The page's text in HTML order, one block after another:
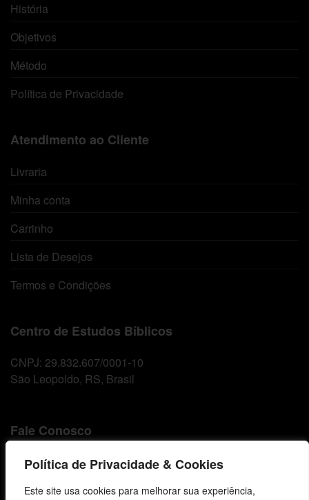
Política de Privacidade & Cookies
Este site usa cookies para melhorar sua experiência,
História
Objetivos
Método
Política de Privacidade
Atendimento ao Cliente
Livraria
Minha conta
Carrinho
Lista de Desejos
Termos e Condições
Centro de Estudos Bíblicos
CNPJ: 29.832.607/0001-10
São Leopoldo, RS, Brasil
Fale Conosco
E-mails
comunicacao@cebi.org.br